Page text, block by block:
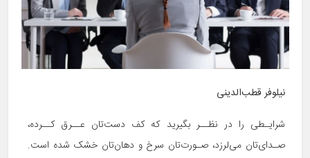
نیلوفر قطب‌الدینی
شرایـطی را در نظــر بگیرید که کف دست‌تان عــرق کــرده،
صـدای‌تان می‌لرزد، صـورت‌تان سرخ و دهان‌تان خشک شده است.